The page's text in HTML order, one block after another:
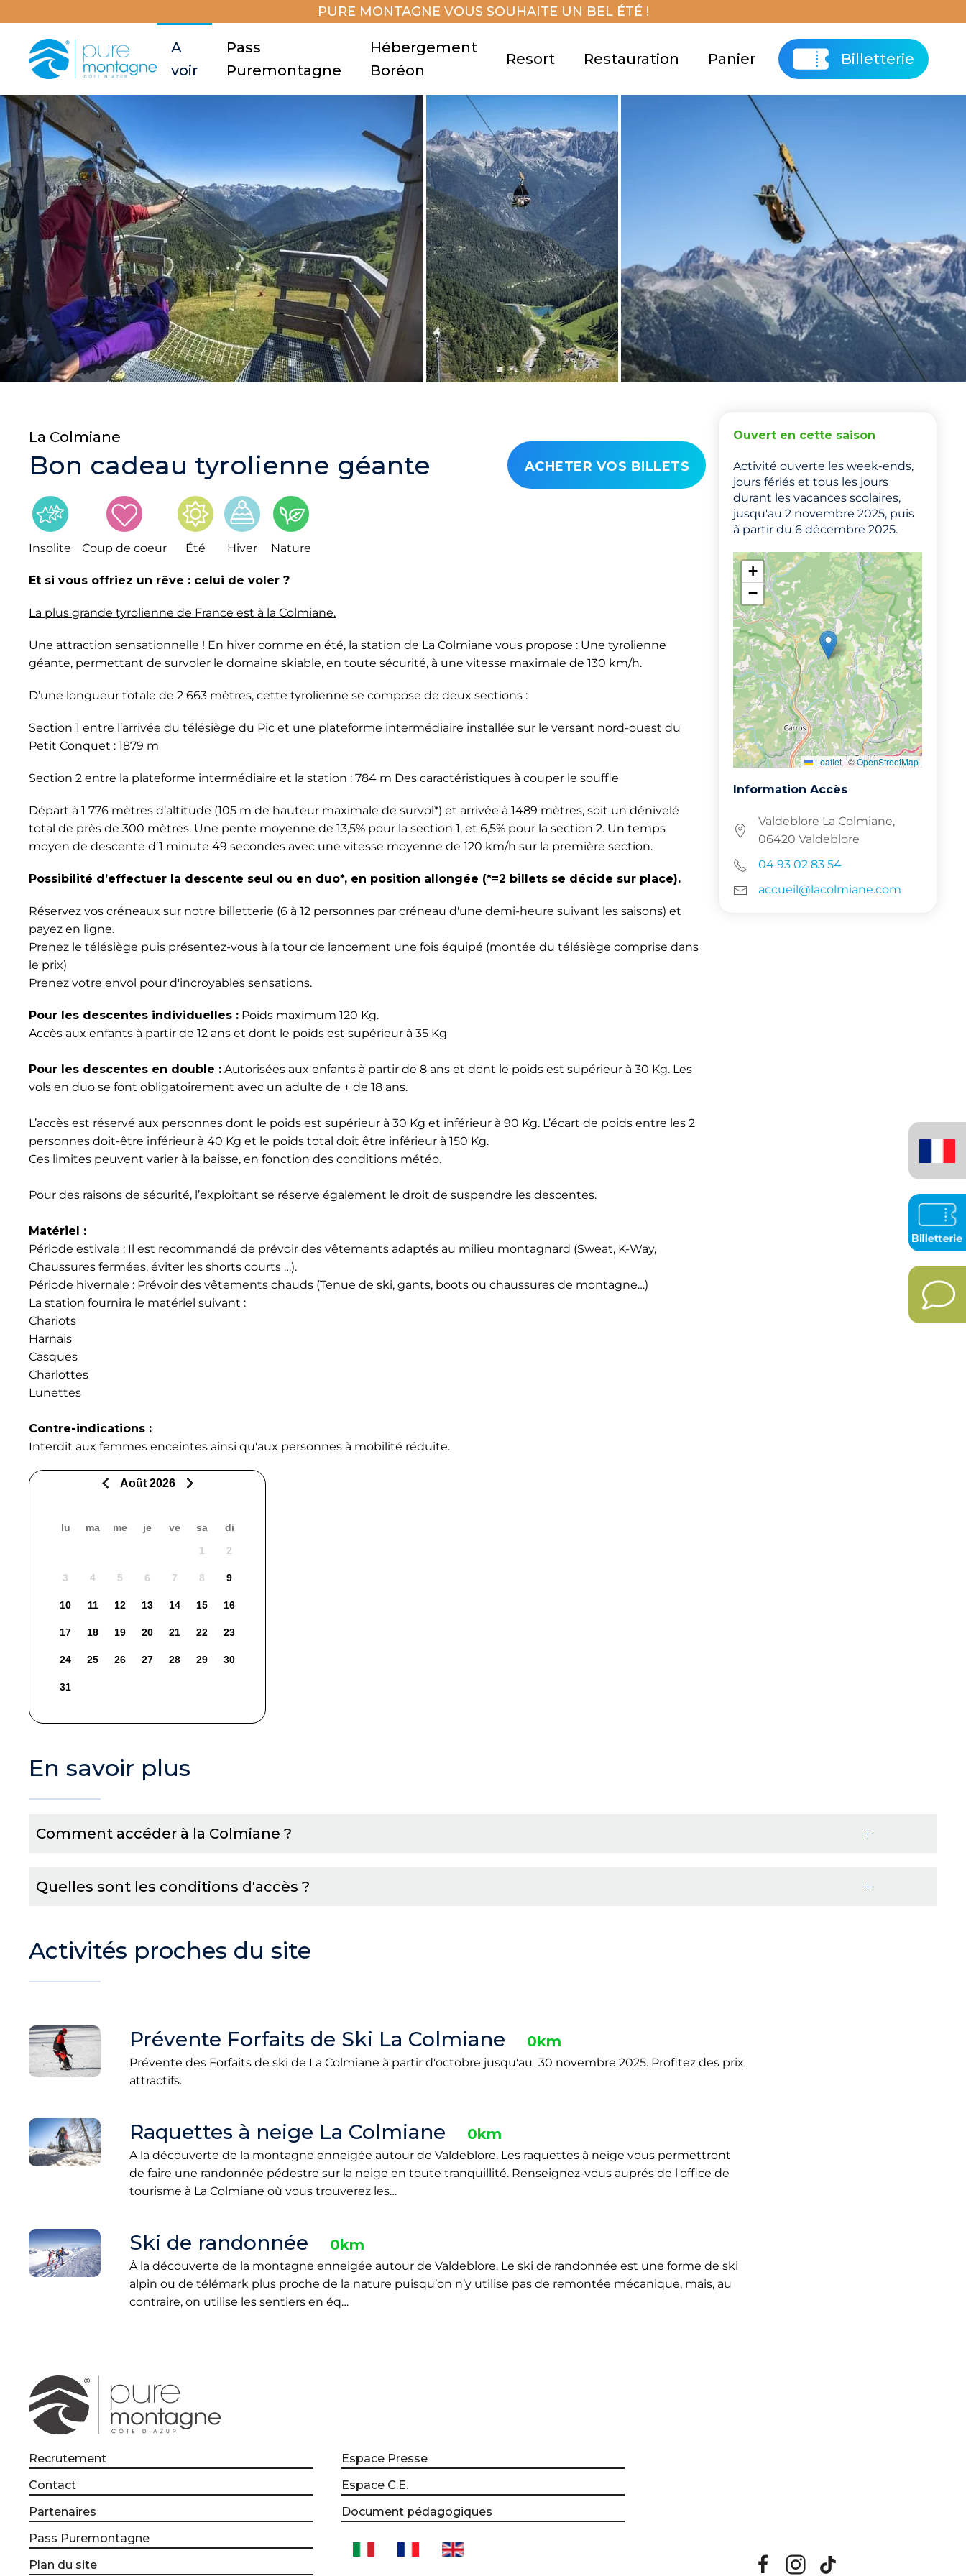
PURE MONTAGNE VOUS SOUHAITE UN BEL ÉTÉ !
A
voir
Pass
Puremontagne
Hébergement
Boréon
Resort Restauration Panier Billetterie
ACHETER VOS BILLETS
La Colmiane
Bon cadeau tyrolienne géante
Insolite Coup de coeur Été Hiver Nature
Et si vous offriez un rêve : celui de voler ?
La plus grande tyrolienne de France est à la Colmiane.
Une attraction sensationnelle ! En hiver comme en été, la station de La Colmiane vous propose : Une tyrolienne
géante, permettant de survoler le domaine skiable, en toute sécurité, à une vitesse maximale de 130 km/h.
D’une longueur totale de 2 663 mètres, cette tyrolienne se compose de deux sections :
Section 1 entre l’arrivée du télésiège du Pic et une plateforme intermédiaire installée sur le versant nord-ouest du
Petit Conquet : 1879 m
Section 2 entre la plateforme intermédiaire et la station : 784 m Des caractéristiques à couper le souffle
Départ à 1 776 mètres d’altitude (105 m de hauteur maximale de survol*) et arrivée à 1489 mètres, soit un dénivelé
total de près de 300 mètres. Une pente moyenne de 13,5% pour la section 1, et 6,5% pour la section 2. Un temps
moyen de descente d’1 minute 49 secondes avec une vitesse moyenne de 120 km/h sur la première section.
Possibilité d’effectuer la descente seul ou en duo*, en position allongée (*=2 billets se décide sur place).
Réservez vos créneaux sur notre billetterie (6 à 12 personnes par créneau d'une demi-heure suivant les saisons) et
payez en ligne.
Prenez le télésiège puis présentez-vous à la tour de lancement une fois équipé (montée du télésiège comprise dans
le prix)
Prenez votre envol pour d'incroyables sensations.
Pour les descentes individuelles : Poids maximum 120 Kg.
Accès aux enfants à partir de 12 ans et dont le poids est supérieur à 35 Kg
Pour les descentes en double : Autorisées aux enfants à partir de 8 ans et dont le poids est supérieur à 30 Kg. Les
vols en duo se font obligatoirement avec un adulte de + de 18 ans.
L’accès est réservé aux personnes dont le poids est supérieur à 30 Kg et inférieur à 90 Kg. L’écart de poids entre les 2
personnes doit-être inférieur à 40 Kg et le poids total doit être inférieur à 150 Kg.
Ces limites peuvent varier à la baisse, en fonction des conditions météo.
Pour des raisons de sécurité, l’exploitant se réserve également le droit de suspendre les descentes.
Matériel :
Période estivale : Il est recommandé de prévoir des vêtements adaptés au milieu montagnard (Sweat, K-Way,
Chaussures fermées, éviter les shorts courts …).
Période hivernale : Prévoir des vêtements chauds (Tenue de ski, gants, boots ou chaussures de montagne…)
La station fournira le matériel suivant :
Chariots
Harnais
Casques
Charlottes
Lunettes
Contre-indications :
Interdit aux femmes enceintes ainsi qu'aux personnes à mobilité réduite.
Août 2026
lu ma me je ve sa
di
1
2
3 4 5 6 7 8 9
10 11 12 13 14 15 16
17 18 19 20 21 22 23
24 25 26 27 28 29 30
31
Ouvert en cette saison
Activité ouverte les week-ends,
jours fériés et tous les jours
durant les vacances scolaires,
jusqu'au 2 novembre 2025, puis
à partir du 6 décembre 2025.
+
−
Leaflet|©OpenStreetMap
Information Accès
Valdeblore La Colmiane,
06420 Valdeblore
04 93 02 83 54
accueil@lacolmiane.com
En savoir plus
Comment accéder à la Colmiane ?
Quelles sont les conditions d'accès ?
Activités proches du site
Prévente Forfaits de Ski La Colmiane 0km
Prévente des Forfaits de ski de La Colmiane à partir d'octobre jusqu'au 30 novembre 2025. Profitez des prix
attractifs.
Raquettes à neige La Colmiane 0km
A la découverte de la montagne enneigée autour de Valdeblore. Les raquettes à neige vous permettront
de faire une randonnée pédestre sur la neige en toute tranquillité. Renseignez-vous auprés de l'office de
tourisme à La Colmiane où vous trouverez les…
Ski de randonnée 0km
À la découverte de la montagne enneigée autour de Valdeblore. Le ski de randonnée est une forme de ski
alpin ou de télémark plus proche de la nature puisqu’on n’y utilise pas de remontée mécanique, mais, au
contraire, on utilise les sentiers en éq…
Recrutement
Contact
Partenaires
Pass Puremontagne
Plan du site
Espace Presse
Espace C.E.
Document pédagogiques